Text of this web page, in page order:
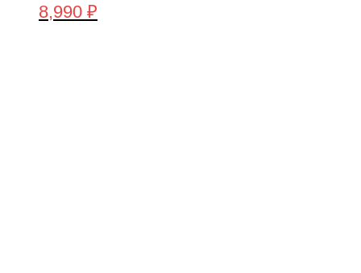
Первоначальная
8,990 ₽